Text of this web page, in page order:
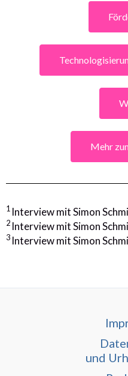
Mehr
1 Interview mit Simon
2 Interview mit Simon
3 Interview mit Simon
und